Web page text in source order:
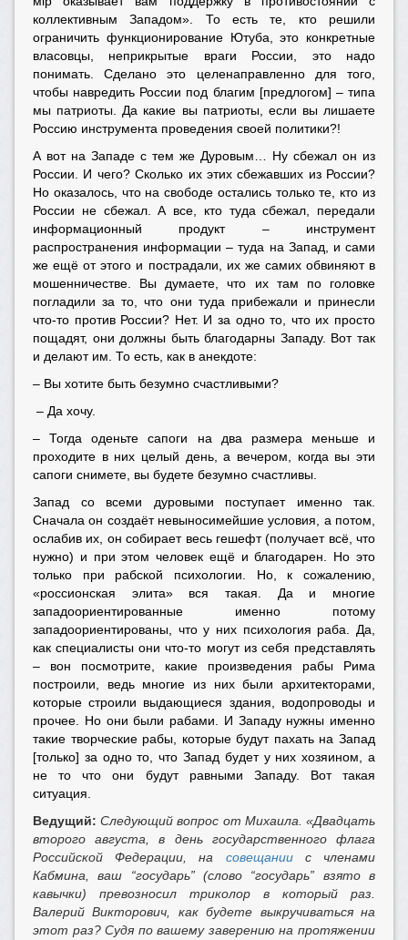
коллективным Западом». То есть те, кто решили
ограничить функционирование Ютуба, это конкретные
власовцы, неприкрытые враги России, это надо
понимать. Сделано это целенаправленно для того,
чтобы навредить России под благим [предлогом] – типа
мы патриоты. Да какие вы патриоты, если вы лишаете
Россию инструмента проведения своей политики?!
А вот на Западе с тем же Дуровым… Ну сбежал он из
России. И чего? Сколько их этих сбежавших из России?
Но оказалось, что на свободе остались только те, кто из
России не сбежал. А все, кто туда сбежал, передали
информационный продукт – инструмент
распространения информации – туда на Запад, и сами
же ещё от этого и пострадали, их же самих обвиняют в
мошенничестве. Вы думаете, что их там по головке
погладили за то, что они туда прибежали и принесли
что-то против России? Нет. И за одно то, что их просто
пощадят, они должны быть благодарны Западу. Вот так
и делают им. То есть, как в анекдоте:
– Вы хотите быть безумно счастливыми?
– Да хочу.
– Тогда оденьте сапоги на два размера меньше и
проходите в них целый день, а вечером, когда вы эти
сапоги снимете, вы будете безумно счастливы.
Запад со всеми дуровыми поступает именно так.
Сначала он создаёт невыносимейшие условия, а потом,
ослабив их, он собирает весь гешефт (получает всё, что
нужно) и при этом человек ещё и благодарен. Но это
только при рабской психологии. Но, к сожалению,
«россионская элита» вся такая. Да и многие
западоориентированные именно потому
западоориентированы, что у них психология раба. Да,
как специалисты они что-то могут из себя представлять
– вон посмотрите, какие произведения рабы Рима
построили, ведь многие из них были архитекторами,
которые строили выдающиеся здания, водопроводы и
прочее. Но они были рабами. И Западу нужны именно
такие творческие рабы, которые будут пахать на Запад
[только] за одно то, что Запад будет у них хозяином, а
не то что они будут равными Западу. Вот такая
ситуация.
Ведущий: Следующий вопрос от Михаила. «Двадцать
второго августа, в день государственного флага
Российской Федерации, на совещаниис членами
Кабмина, ваш “государь” (слово “государь” взято в
кавычки) превозносил триколор в который раз.
Валерий Викторович, как будете выкручиваться на
этот раз? Судя по вашему заверению на протяжении